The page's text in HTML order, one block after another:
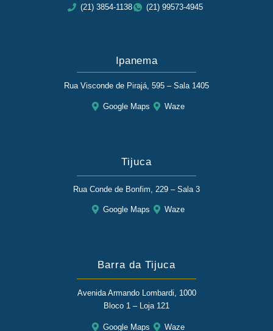
(21) 3854-1138 (21) 99573-4945
Ipanema
Rua Visconde de Pirajá, 595 – Sala 1405
Google Maps Waze
Tijuca
Rua Conde de Bonfim, 229 – Sala 3
Google Maps Waze
Barra da Tijuca
Avenida Armando Lombardi, 1000
Bloco 1 – Loja 121
Google Maps Waze